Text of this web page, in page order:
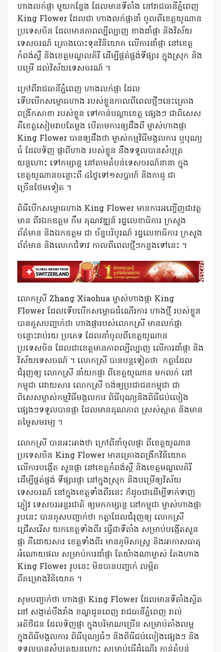
ហាងលក់ផ្កា មួយកន្លែង ដែលមានទីតាំង នៅរាជធានីភ្នំពេញ
King Flower ដែលជា ហាងលក់ផ្កានាំ ចូលពីខេត្តយូណាន
ប្រទេសចិន ដែលមានភាពល្បីល្បាញ ខាងដាំផ្កា និងវិស័យ
ទេសចរណ៍ គ្រោងបោះទុនវិនិយោគ លើការដាំផ្កា នៅខេត្ត
កំពង់ស្ពឺ និងខេត្តមណ្ឌលគិរី ដើម្បីផ្គត់ផ្គង់ទីផ្សារ ក្នុងស្រុក និង
បម្រើ ដល់វិស័យទេសចរណ៍ ។
ក្រៅពីរាជធានីភ្នំពេញ ហាងលក់ផ្កា ដែល
ទើបបើកសម្ពោធហាង របស់ខ្លួនកាលពីពេលថ្មីៗនេះគ្រោង
ពង្រីកសាខា របស់ខ្លួន ទៅកាន់បណ្ដាខេត្ត ផ្សេងៗ ជាពិសេស
គឺខេត្តសៀមរាបតែម្តង បើតាមការឲ្យដឹងពី ម្ចាស់ហាងផ្កា
King Flower បានឲ្យដឹងថា ម្ចាស់កម្មវិធីមង្គលការ ឬបុណ្យ
ធំ ដែលទិញ ផ្កាពីហាង របស់ខ្លួន នឹងទទួលបានសំបុត្រ
យន្តហោះ ទៅកម្សាន្ត នៅតាមតំបន់ទេសចរណ៍នានា ក្នុង
ខេត្តយូណានចន្លោះពី ៤ថ្ងៃទៅ១សប្ដាហ៍ និងកាដូ ជា
ច្រើនថែមទៀត ។
ពិធីបើកសម្ពោធហាង King Flower មានការអញ្ជើញជាវត្ត
មាន ពីរឯកឧត្តម កឹម គុណវឌ្ឍន៍ រដ្ឋលេខាធិការ ក្រសួង
ព័ត៌មាន និងឯកឧត្តម ជា ច័ន្ទបរិបូរណ៍ រដ្ឋលេខាធិការ ក្រសួង
ព័ត៌មាន និងលោកជំទាវ កាលពីពេលថ្មីៗកន្លងទៅនេះ ។
លោកស្រី Zhang Xiaohua ម្ចាស់ហាងផ្កា King
Flower ដែលទើបបើកសម្ពោធដំណើរការ ហាងថ្មី របស់ខ្លួន
បានគួសបញ្ចាក់ថា ហាងផ្ការបស់លោកស្រី មានលក់ផ្កា
ចន្លោះរាប់រយ ប្រភេទ ដែលនាំចូលពីខេត្តយូណាន
ប្រទេសចិន ដែលជាខេត្តមានភាពល្បីល្បាញ លើការដាំផ្កា និង
វិស័យទេសចណ៍ ។ លោកស្រី បានបន្តទៀតថា កត្តាដែល
ជំរុញឲ្យ លោកស្រី នាំយកផ្កា ពីខេត្តយូណាន មកលក់ នៅ
កម្ពុជា ដោយសារ លោកស្រី ចង់ឲ្យប្រជាជនកម្ពុជា ជា
ពិសេសម្ចាស់កម្មវិធីមង្គលការ ពិធីបុណ្យនិងពិធីជប់លៀង
ផ្សេងៗទទួលបានផ្កា ដែលមានគុណភាព ស្រស់ស្អាត និងមាន
តម្លៃសមរម្យ ។
លោកស្រី បានអះអាងថា ក្រៅពីនាំចូលផ្កា ពីខេត្តយូណាន
ប្រទេសចិន King Flower មានគ្រោងពង្រីកវិនិយោគ
លើការបង្កើត សួនផ្កា នៅខេត្តកំពង់ស្ពឺ និងខេត្តមណ្ឌលគិរី
ដើម្បីផ្គត់ផ្គង់ ទីផ្សារផ្កា នៅក្នុងស្រុក និងបម្រើឲ្យវិស័យ
ទេសចរណ៍ នៅក្នុងខេត្តទាំងពីរនេះ ក៏ដូចជាដើម្បីទាក់ទាញ
ភ្ញៀវ ទេសចរអន្តរជាតិ ឲ្យមកកម្សាន្ត នៅកម្ពុជា ម្ចាស់ហាងផ្កា
រូបនេះ បានគូសបញ្ជាក់ថា កត្តាដែលជំរុញឲ្យ លោកស្រី
ជ្រើសរើស យកខេត្តទាំងពីរ ធ្វើជាទីតាំង សម្រាប់បង្កើតសួន
ផ្កា គឺដោយសារ ខេត្តទាំងពីរ មានភូមិសាស្ត្រ និងអាកាសធាតុ
អំណោយផល សម្រាប់ការដាំផ្កា តែយ៉ាងណាម្ចាស់ តែងហាង
King Flower រូបនេះ មិនបានបញ្ជាក់ លម្អិត
ពីគម្រោងវិនិយោគ ។
សូមបញ្ចាក់ថា ហាងផ្កា King Flower ដែលមានទីតាំងស្ថិត
នៅ សង្កាត់បឹងរាំង ខណ្ឌដូនពេញ រាជធានីភ្នំពេញ រាល់
អតិថិជន ដែលទិញផ្កា ក្នុងបរិមាណច្រើន សម្រាប់តាំងលម្អ
ក្នុងពិធីមង្គលការ ពិធីបុណ្យធំៗ និងពិធីជប់លៀងផ្សេងៗ និង